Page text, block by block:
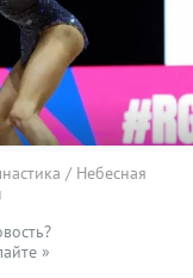
/ Небесная
»